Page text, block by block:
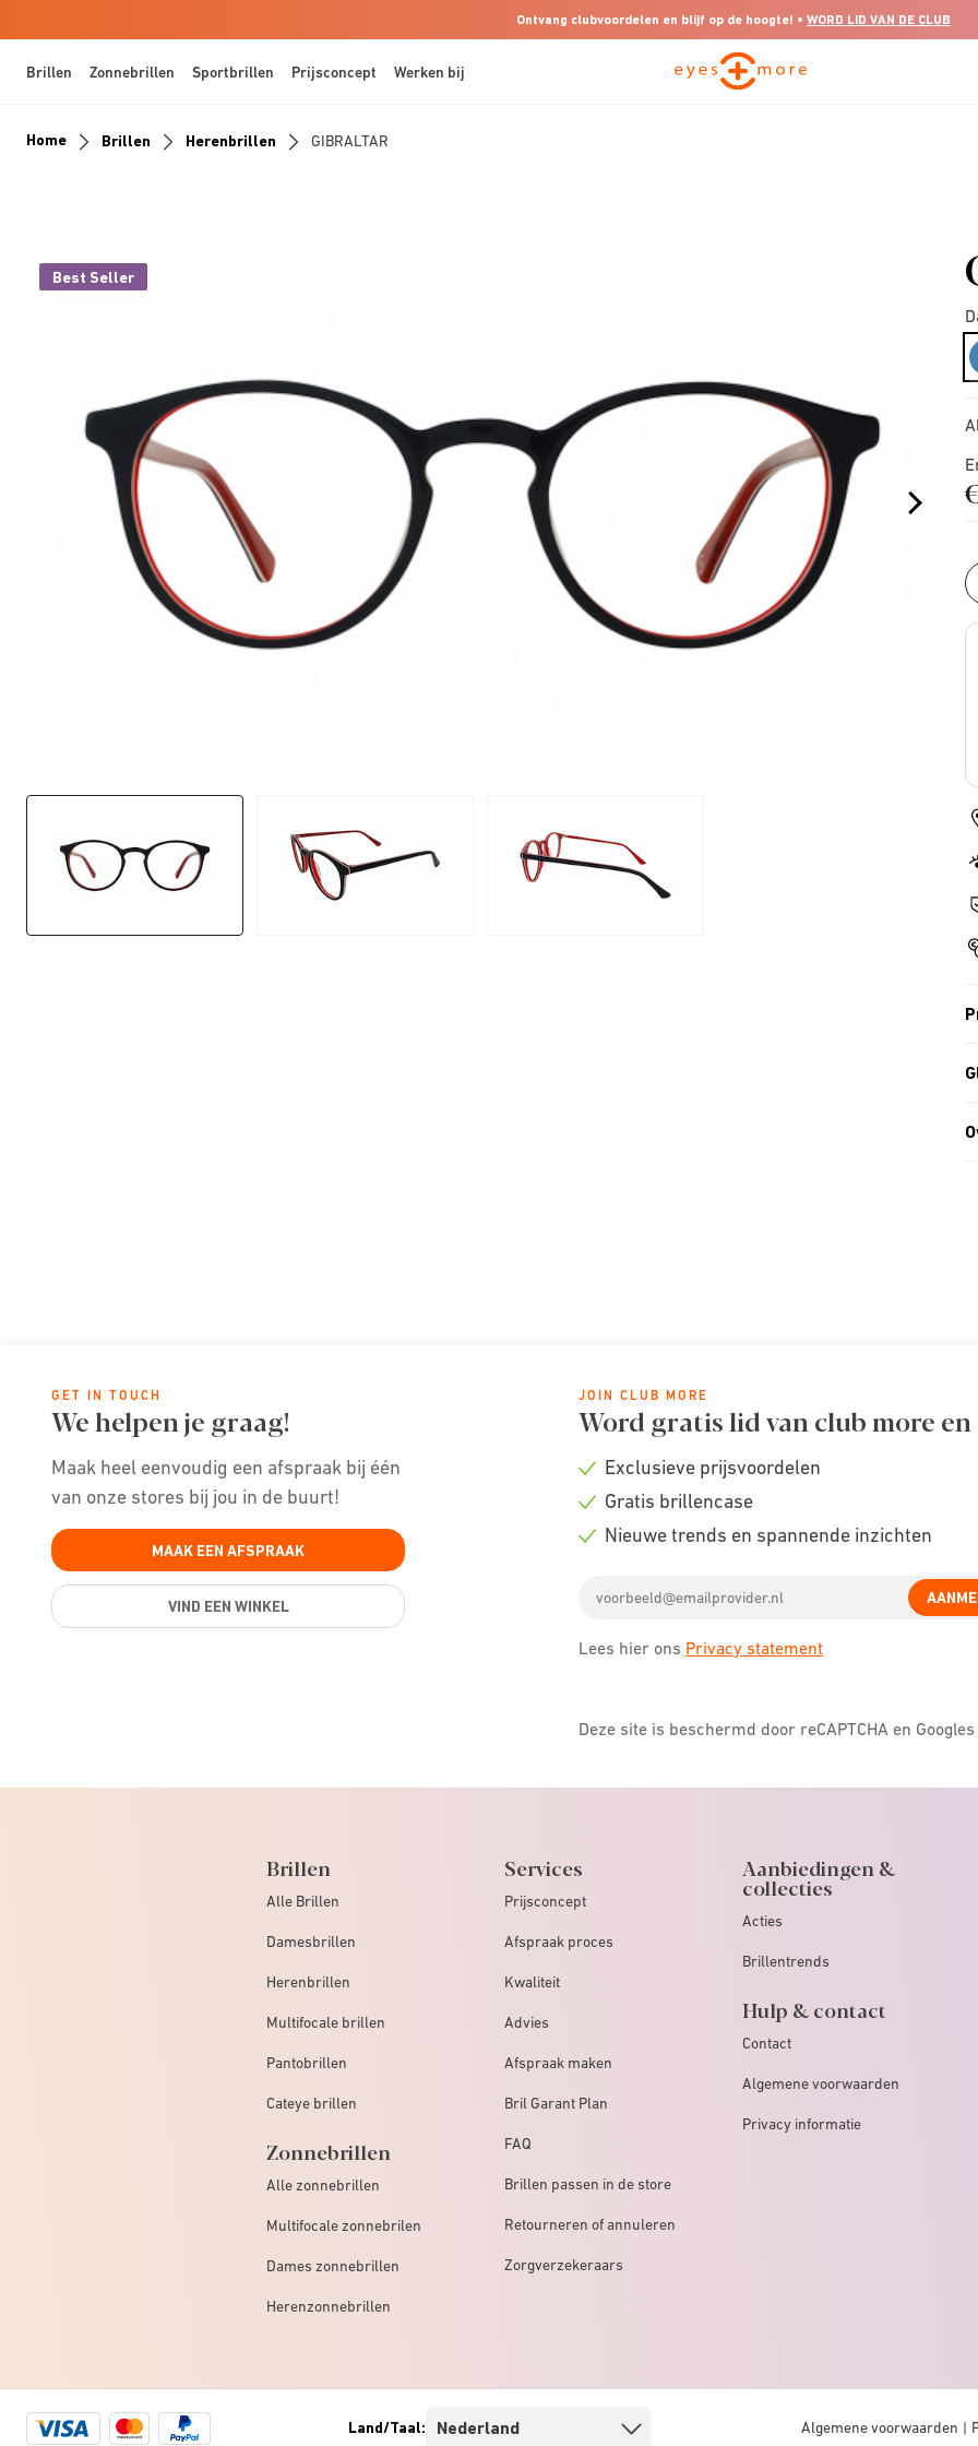
Ontvang clubvoordelen en blijf op de hoogte! • WORD LID VAN DE CLUB
Brillen Zonnebrillen Sportbrillen Prijsconcept Werken bij
Home Brillen Herenbrillen GIBRALTAR
Best Seller
GET IN TOUCH
We helpen je graag!
Maak heel eenvoudig een afspraak bij één
van onze stores bij jou in de buurt!
MAAK EEN AFSPRAAK
VIND EEN WINKEL
JOIN CLUB MORE
Word gratis lid van club more
Check
Exclusieve prijsvoordelen
Check
Gratis brillencase
Nieuwe trends en spannende inzichten
address
Lees hier ons Privacy statement
Deze site is beschermd door reCAPTCHA en Googles
Brillen
Alle Brillen
Damesbrillen
Herenbrillen
Multifocale brillen
Pantobrillen
Cateye brillen
Zonnebrillen
Alle zonnebrillen
Multifocale zonnebrilen
Dames zonnebrillen
Herenzonnebrillen
Services
Prijsconcept
Afspraak proces
Kwaliteit
Advies
Afspraak maken
Bril Garant Plan
FAQ
Brillen passen in de store
Retourneren of annuleren
Zorgverzekeraars
Aanbiedingen &
collecties
Acties
Brillentrends
Hulp & contact
Contact
Algemene voorwaarden
Privacy informatie
Visa
Mastercard
Paypal Land/Taal: Algemene voorwaarden